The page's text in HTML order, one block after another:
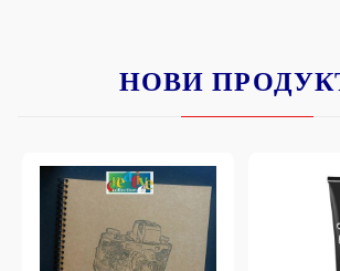
НОВИ